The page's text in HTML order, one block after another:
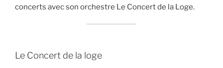
concerts avec son orchestre Le Concert de la Loge.
Le Concert de la loge